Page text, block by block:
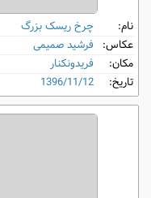
نام:
چرخ ‌ریسک بزرگ
عکاس: فرشید صمیمی
مکان:
فریدونکنار
تاریخ:
1396/11/12